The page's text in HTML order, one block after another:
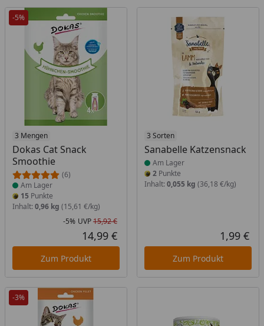
-5%
3 Mengen
Dokas Cat Snack
Smoothie
(6)
Produkt am Lager
Am Lager
15 Punkte
Inhalt: 0,96 kg (15,61 €/kg)
Rabatt in Prozent
-5%
Ursprünglicher Preis
UVP15,92 €
Aktueller Preis
14,99 €
Zum Produkt
3 Sorten
Sanabelle Katzensnack
Produkt am Lager
Am Lager
2Punkte
Inhalt: 0,055 kg (36,18 €/kg)
1,99 €
Zum Produkt
-3%